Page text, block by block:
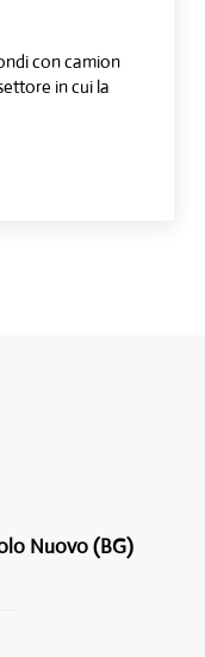
con camion
in cui la
Nuovo (BG)